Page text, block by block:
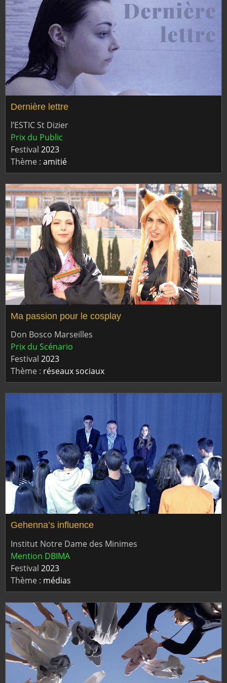
Dernière lettre
l’ESTIC St Dizier
Prix du Public
Festival 2023
Thème : amitié
Ma passion pour le cosplay
Don Bosco Marseilles
Prix du Scénario
Festival 2023
Thème : réseaux sociaux
Gehenna’s influence
Institut Notre Dame des Minimes
Mention DBIMA
Festival 2023
Thème : médias